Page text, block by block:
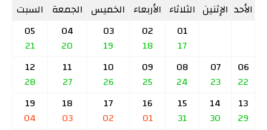
الأحد الإثنين الثلاثاء الأربعاء الخميس الجمعة السبت
01
17
02
18
03
19
04
20
05
21
06
22
07
23
08
24
09
25
10
26
11
27
12
28
13
29
14
30
15
31
16
01
17
02
18
03
19
04